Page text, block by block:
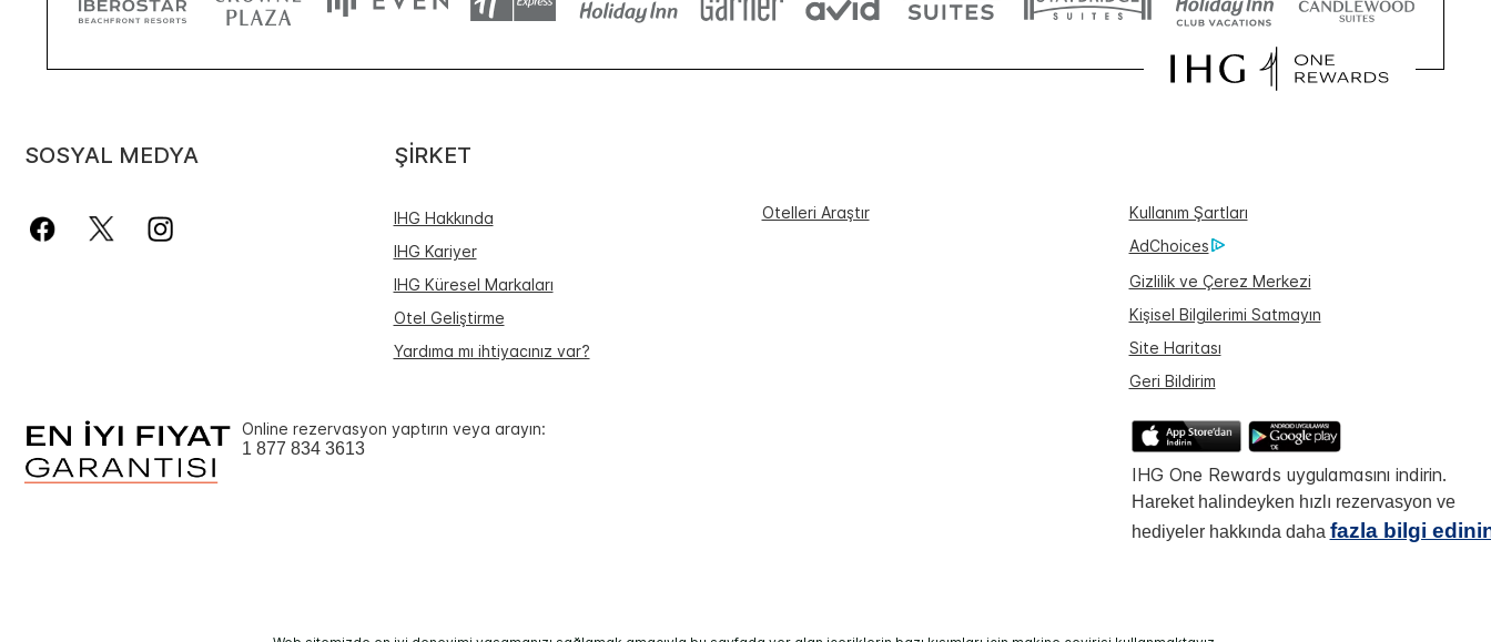
SOSYAL MEDYA ŞIRKET
IHG Hakkında
IHG Kariyer
IHG Küresel Markaları
Otel Geliştirme
Yardıma mı ihtiyacınız var?
Otelleri Araştır
Kullanım Şartları
AdChoices
Gizlilik ve Çerez Merkezi
Kişisel Bilgilerimi Satmayın
Site Haritası
Geri Bildirim
Online rezervasyon yaptırın veya arayın:
1 877 834 3613
IHG One Rewards uygulamasını indirin.
Hareket halindeyken hızlı rezervasyon ve
hediyeler hakkında daha fazla bilgi